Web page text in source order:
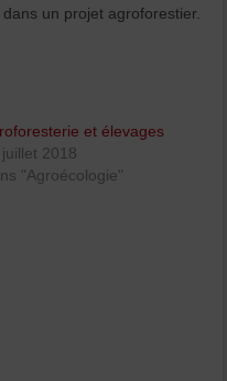
un projet agroforestier.
et élevages
2018
"Agroécologie"